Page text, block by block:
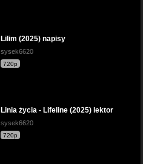
Lilim (2025) napisy
sysek6620
720p
Linia życia - Lifeline (2025) lektor
sysek6620
720p